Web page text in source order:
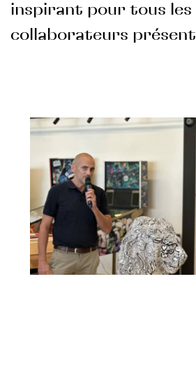
inspirant pour tous les
collaborateurs